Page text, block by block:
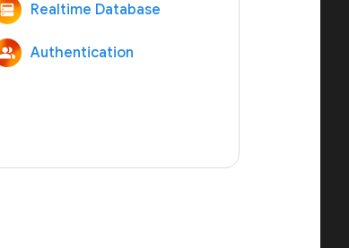
Realtime Database
Authentication